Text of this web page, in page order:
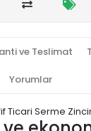
ve Teslimat
Yorumlar
Ticari Serme